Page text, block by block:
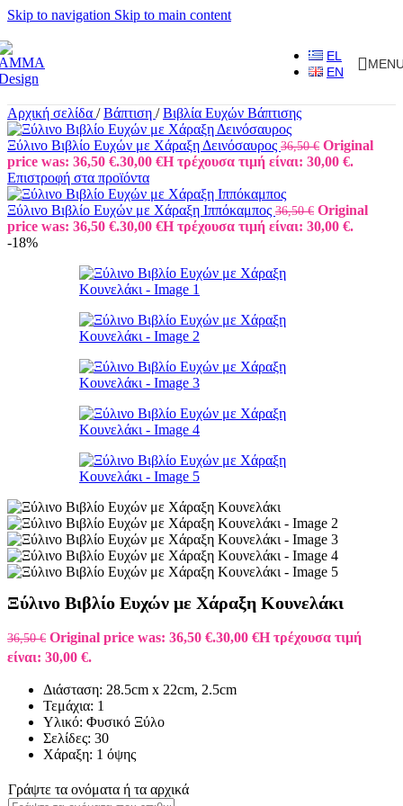
Skip to navigation Skip to main content
EL
EN
Αρχική σελίδα / Βάπτιση / Βιβλία Ευχών Βάπτισης
Ξύλινο Βιβλίο Ευχών με Χάραξη Δεινόσαυρος 36,50€ Original
price was: 36,50 €.30,00 €Η τρέχουσα τιμή είναι: 30,00 €.
Επιστροφή στα προϊόντα
Ξύλινο Βιβλίο Ευχών με Χάραξη Ιππόκαμπος 36,50€ Original
price was: 36,50 €.30,00 €Η τρέχουσα τιμή είναι: 30,00 €.
-18%
Ξύλινο Βιβλίο Ευχών με Χάραξη Κουνελάκι
36,50€ Original price was: 36,50 €.30,00 €Η τρέχουσα τιμή
είναι: 30,00 €.
Διάσταση: 28.5cm x 22cm, 2.5cm
Τεμάχια: 1
Υλικό: Φυσικό Ξύλο
Σελίδες: 30
Χάραξη: 1 όψης
Γράψτε τα ονόματα ή τα αρχικά